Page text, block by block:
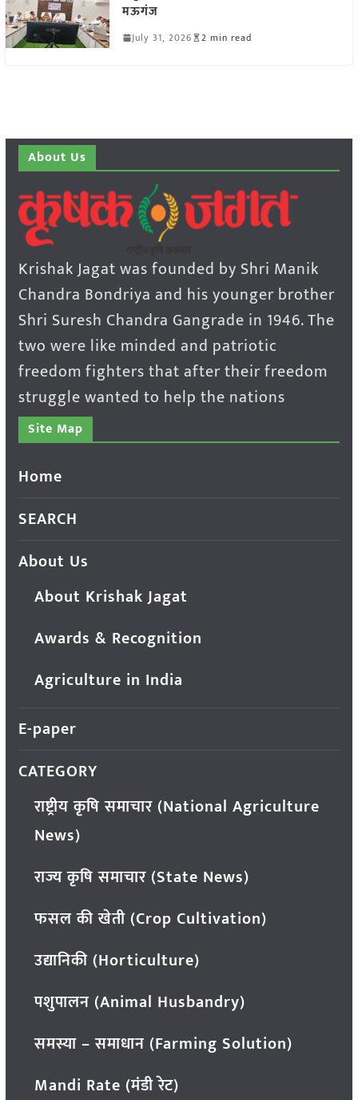
मऊगंज
July 31, 2026 2 min read
About Us
Krishak Jagat was founded by Shri Manik
Chandra Bondriya and his younger brother
Shri Suresh Chandra Gangrade in 1946. The
two were like minded and patriotic
freedom fighters that after their freedom
struggle wanted to help the nations
Site Map
Home
SEARCH
About Us
About Krishak Jagat
Awards & Recognition
Agriculture in India
E-paper
CATEGORY
राष्ट्रीय कृषि समाचार (National Agriculture
News)
राज्य कृषि समाचार (State News)
फसल की खेती (Crop Cultivation)
उद्यानिकी (Horticulture)
पशुपालन (Animal Husbandry)
समस्या – समाधान (Farming Solution)
Mandi Rate (मंडी रेट)